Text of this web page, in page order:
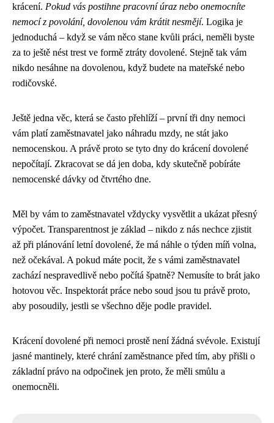
krácení. Pokud vás postihne pracovní úraz nebo onemocníte
nemocí z povolání, dovolenou vám krátit nesmějí. Logika je
jednoduchá – když se vám něco stane kvůli práci, neměli byste
za to ještě nést trest ve formě ztráty dovolené. Stejně tak vám
nikdo nesáhne na dovolenou, když budete na mateřské nebo
rodičovské.
Ještě jedna věc, která se často přehlíží – první tři dny nemoci
vám platí zaměstnavatel jako náhradu mzdy, ne stát jako
nemocenskou. A právě proto se tyto dny do krácení dovolené
nepočítají. Zkracovat se dá jen doba, kdy skutečně pobíráte
nemocenské dávky od čtvrtého dne.
Měl by vám to zaměstnavatel vždycky vysvětlit a ukázat přesný
výpočet. Transparentnost je základ – nikdo z nás nechce zjistit
až při plánování letní dovolené, že má náhle o týden míň volna,
než očekával. A pokud máte pocit, že s vámi zaměstnavatel
zachází nespravedlivě nebo počítá špatně? Nemusíte to brát jako
hotovou věc. Inspektorát práce nebo soud jsou tu právě proto,
aby posoudily, jestli se všechno děje podle pravidel.
Krácení dovolené při nemoci prostě není žádná svévole. Existují
jasné mantinely, které chrání zaměstnance před tím, aby přišli o
základní právo na odpočinek jen proto, že měli smůlu a
onemocněli.